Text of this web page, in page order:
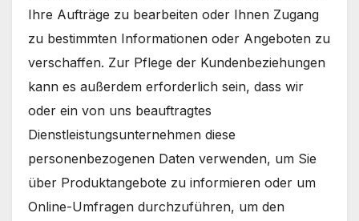
Ihre Aufträge zu bearbeiten oder Ihnen Zugang
zu bestimmten Informationen oder Angeboten zu
verschaffen. Zur Pflege der Kundenbeziehungen
kann es außerdem erforderlich sein, dass wir
oder ein von uns beauftragtes
Dienstleistungsunternehmen diese
personenbezogenen Daten verwenden, um Sie
über Produktangebote zu informieren oder um
Online-Umfragen durchzuführen, um den